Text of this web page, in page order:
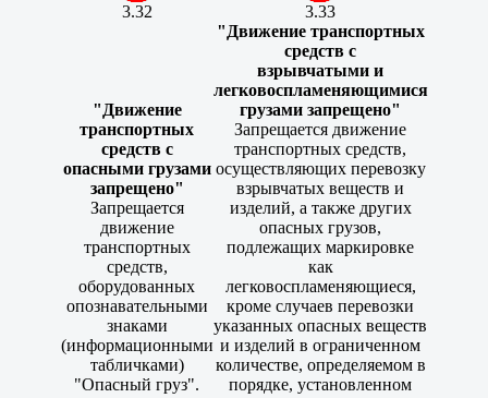
3.32 3.33
"Движение
транспортных
средств с
опасными грузами
запрещено"
Запрещается
движение
транспортных
средств,
оборудованных
опознавательными
знаками
(информационными
табличками)
"Опасный груз".
"Движение транспортных
средств с
взрывчатыми и
легковоспламеняющимися
грузами запрещено"
Запрещается движение
транспортных средств,
осуществляющих перевозку
взрывчатых веществ и
изделий, а также других
опасных грузов,
подлежащих маркировке
как
легковоспламеняющиеся,
кроме случаев перевозки
указанных опасных веществ
и изделий в ограниченном
количестве, определяемом в
порядке, установленном